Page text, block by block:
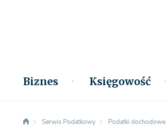
Biznes Księgowość
Serwis Podatkowy Podatki dochodowe